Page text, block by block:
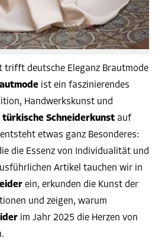
trifft deutsche Eleganz Brautmode
ist ein faszinierendes
Handwerkskunst und
türkische Schneiderkunst auf
etwas ganz Besonderes:
die Essenz von Individualität und
Artikel tauchen wir in
ein, erkunden die Kunst der
und zeigen, warum
im Jahr 2025 die Herzen von